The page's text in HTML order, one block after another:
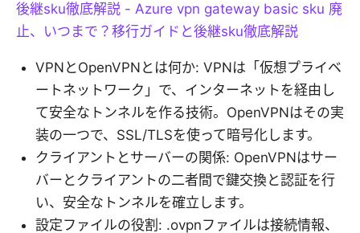
後継sku徹底解説 - Azure vpn gateway basic sku 廃
止、いつまで？移行ガイドと後継sku徹底解説
VPNとOpenVPNとは何か: VPNは「仮想プライベ
ートネットワーク」で、インターネットを経由し
て安全なトンネルを作る技術。OpenVPNはその実
装の一つで、SSL/TLSを使って暗号化します。
クライアントとサーバーの関係: OpenVPNはサー
バーとクライアントの二者間で鍵交換と認証を行
い、安全なトンネルを確立します。
設定ファイルの役割: .ovpnファイルは接続情報、